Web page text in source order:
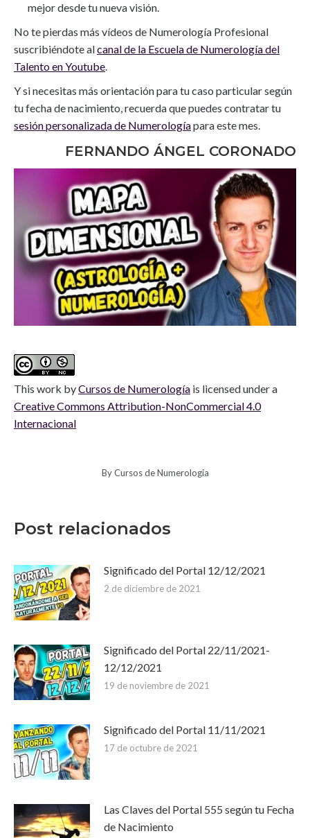
mejor desde tu nueva visión.
No te pierdas más vídeos de Numerología Profesional
suscribiéndote alcanal de la Escuela de Numerología del
Talento en Youtube.
Y si necesitas más orientación para tu caso particular según
tu fecha de nacimiento, recuerda que puedes contratar tu
sesión personalizada de Numerologíapara este mes.
FERNANDO ÁNGEL CORONADO
This work byCursos de Numerología is licensed under a
Creative Commons Attribution-NonCommercial 4.0
Internacional
ByCursos de Numerología
Post relacionados
Significado del Portal 12/12/2021
2 de diciembre de 2021
Significado del Portal 22/11/2021-
12/12/2021
19 de noviembre de 2021
Significado del Portal 11/11/2021
17 de octubre de 2021
Las Claves del Portal 555 según tu Fecha
de Nacimiento